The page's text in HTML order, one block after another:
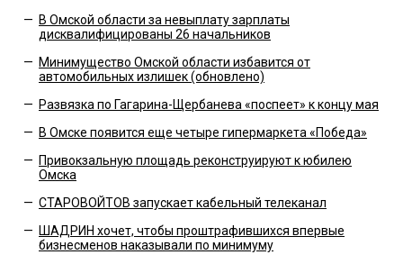
— В Омской области за невыплату зарплаты
дисквалифицированы 26 начальников
— Минимущество Омской области избавится от
автомобильных излишек (обновлено)
— Развязка по Гагарина-Щербанева «поспеет» к концу мая
— В Омске появится еще четыре гипермаркета «Победа»
— Привокзальную площадь реконструируют к юбилею
Омска
— СТАРОВОЙТОВ запускает кабельный телеканал
— ШАДРИН хочет, чтобы проштрафившихся впервые
бизнесменов наказывали по минимуму